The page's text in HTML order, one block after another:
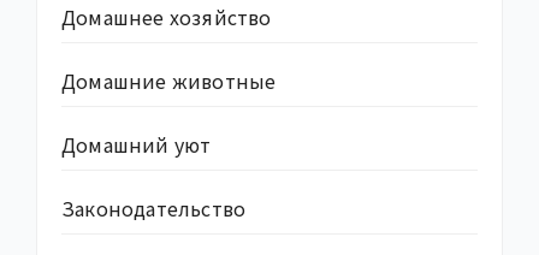
Домашнее хозяйство
Домашние животные
Домашний уют
Законодательство